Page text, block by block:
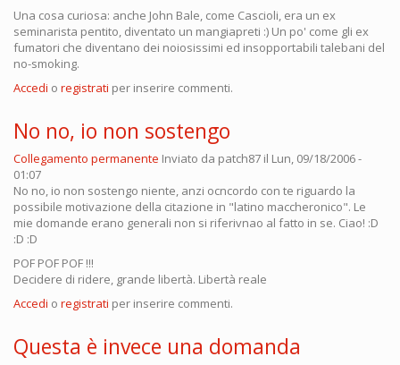
Una cosa curiosa: anche John Bale, come Cascioli, era un ex
seminarista pentito, diventato un mangiapreti :) Un po' come gli ex
fumatori che diventano dei noiosissimi ed insopportabili talebani del
no-smoking.
Accedi o registrati per inserire commenti.
No no, io non sostengo
Collegamento permanente Inviato da patch87 il Lun, 09/18/2006 -
01:07
No no, io non sostengo niente, anzi ocncordo con te riguardo la
possibile motivazione della citazione in "latino maccheronico". Le
mie domande erano generali non si riferivnao al fatto in se. Ciao! :D
:D :D
POF POF POF !!!
Decidere di ridere, grande libertà. Libertà reale
Accedi o registrati per inserire commenti.
Questa è invece una domanda